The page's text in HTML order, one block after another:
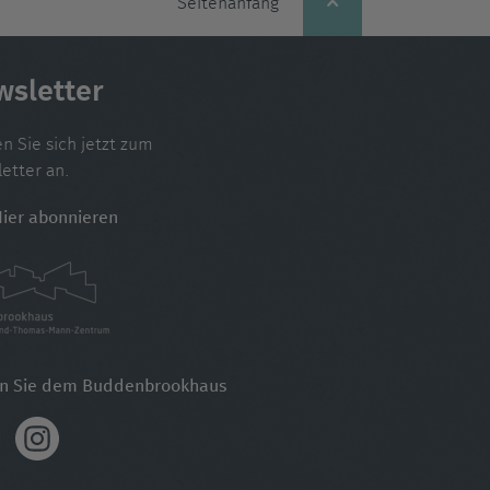
Sie sich jetzt zum
an.
abonnieren
Sie dem Buddenbrookhaus